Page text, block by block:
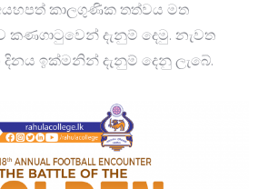
කාලගුණික තත්වය ම​ත
කණගාටුවෙන් දැනුම් දෙමු. නැවත
ඉක්මනින් දැනුම් දෙනු ලැබේ.